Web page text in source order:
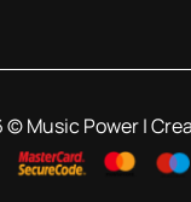
Music Power |